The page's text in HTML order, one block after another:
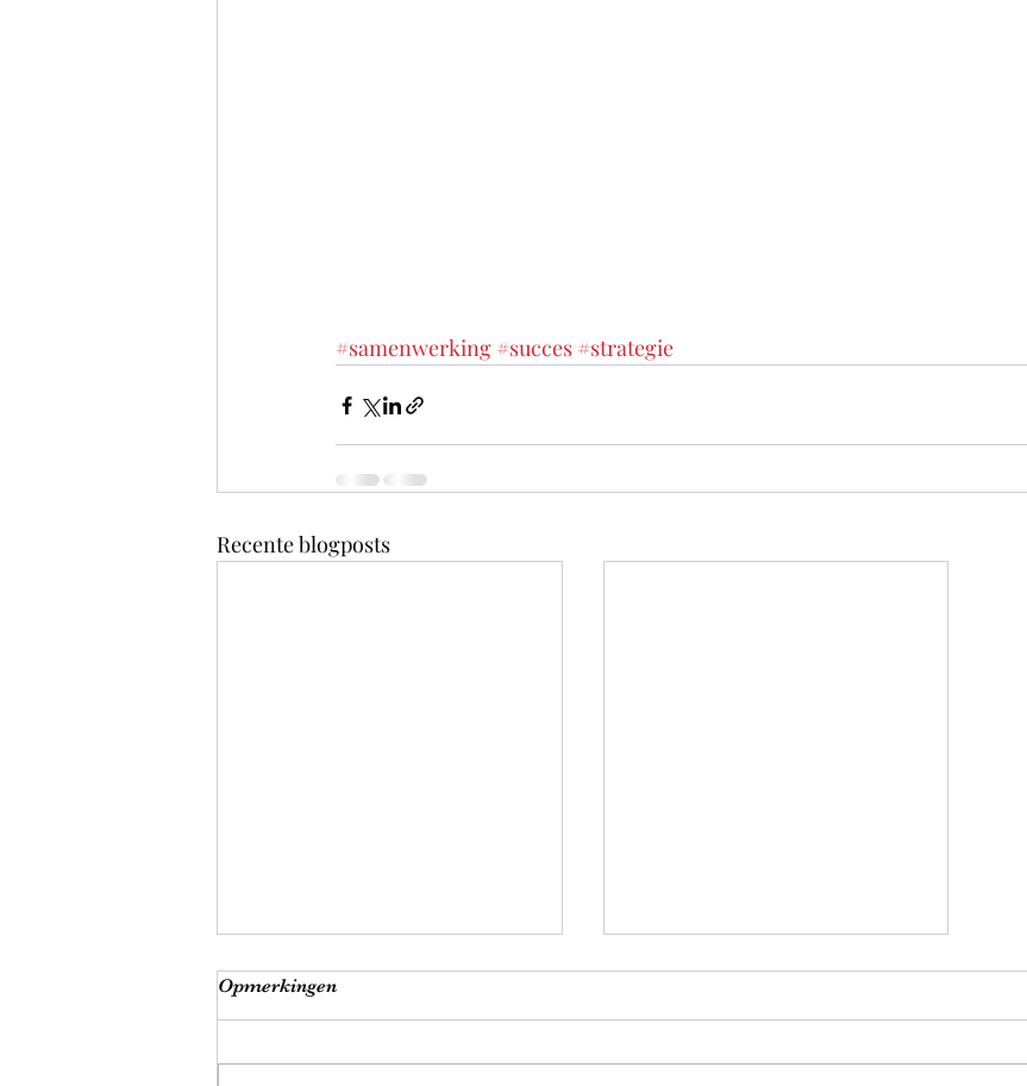
#samenwerking #succes #strategie
Recente blogposts
Opmerkingen